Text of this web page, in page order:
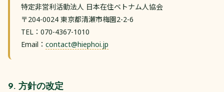
特定非営利活動法人 日本在住ベトナム人協会
〒204-0024 東京都清瀬市梅園2-2-6
TEL：070-4367-1010
Email： contact@hiephoi.jp
9. 方針の改定